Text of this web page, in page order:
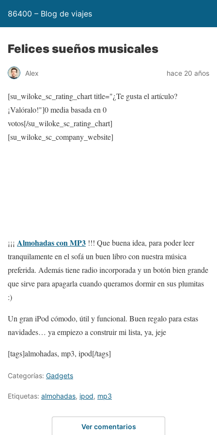
86400 – Blog de viajes
Felices sueños musicales
Alex hace 20 años
[su_wiloke_sc_rating_chart title="¿Te gusta el artículo?
¡Valóralo!"]0media basada en 0
votos[/su_wiloke_sc_rating_chart]
[su_wiloke_sc_company_website]
¡¡¡ Almohadas con MP3 !!! Que buena idea, para poder leer
tranquilamente en el sofá un buen libro con nuestra música
preferida. Además tiene radio incorporada y un botón bien grande
que sirve para apagarla cuando queramos dormir en sus plumitas
:)
Un gran iPod cómodo, útil y funcional. Buen regalo para estas
navidades… ya empiezo a construir mi lista, ya, jeje
[tags]almohadas, mp3, ipod[/tags]
Categorías: Gadgets
Etiquetas: almohadas, ipod, mp3
Ver comentarios